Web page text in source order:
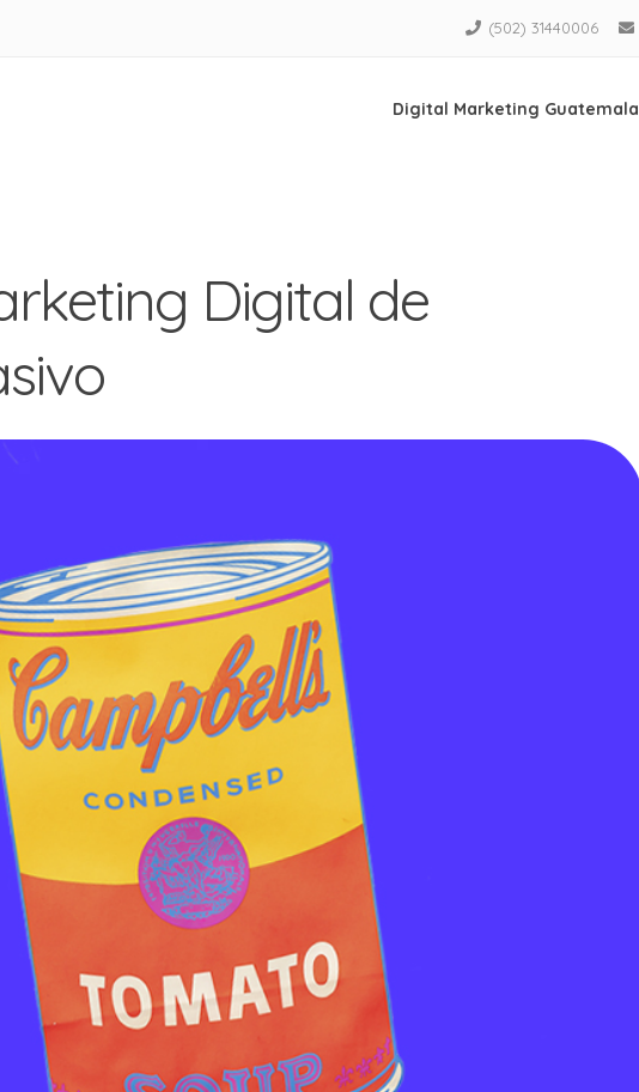
(502) 31440006
Digital Marketing Guatemala
Digital de